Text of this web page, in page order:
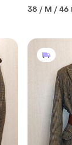
38 / M / 46